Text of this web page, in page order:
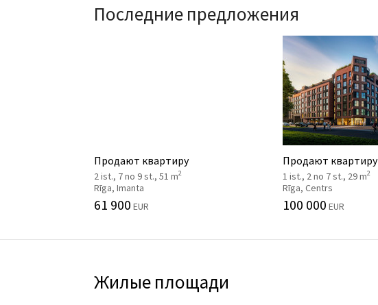
Последние предложения
Продают квартиру
2 ist., 7 no 9 st., 51 m2
Rīga, Imanta
61 900 EUR
Продают квартиру
1 ist., 2 no 7 st., 29 m2
Rīga, Centrs
100 000 EUR
Жилые площади